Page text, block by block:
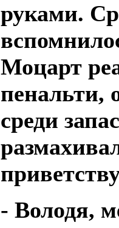
руками.
Моцарт
пенальти,
среди
- Володя,